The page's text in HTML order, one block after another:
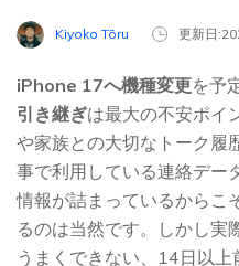
Kiyoko Tōru 更新日
iPhone 17へ機種変更を予
引き継ぎは最大の不安ポイ
や家族との大切なトーク履
事で利用している連絡デー
情報が詰まっているからこ
るのは当然です。しかし実
うまくできない、14日以上